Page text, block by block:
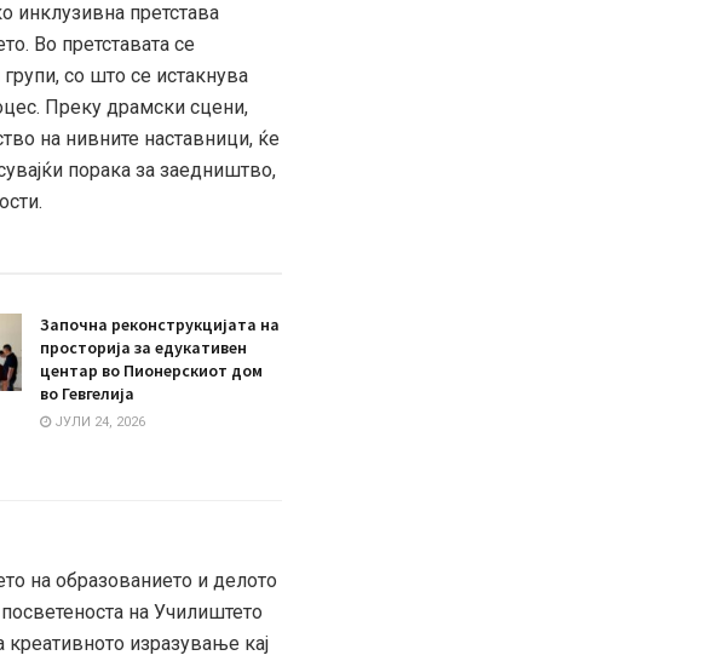
инклузивна претстава
Во претставата се
со што се истакнува
Преку драмски сцени,
на нивните наставници, ќе
порака за заедништво,
Започна реконструкцијата на
просторија за едукативен
центар во Пионерскиот дом
во Гевгелија
ЈУЛИ 24, 2026
на образованието и делото
на Училиштето
изразување кај